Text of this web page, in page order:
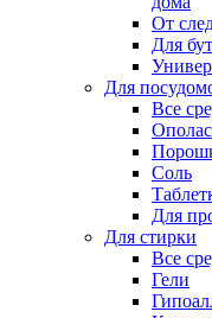
От
Для
Для
Все
Соль
Для
Для стирки
Все
Гели